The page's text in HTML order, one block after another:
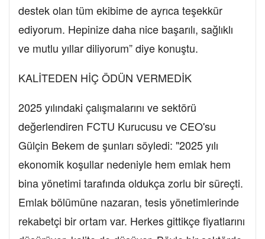
destek olan tüm ekibime de ayrıca teşekkür
ediyorum. Hepinize daha nice başarılı, sağlıklı
ve mutlu yıllar diliyorum” diye konuştu.
KALİTEDEN HİÇ ÖDÜN VERMEDİK
2025 yılındaki çalışmalarını ve sektörü
değerlendiren FCTU Kurucusu ve CEO'su
Gülçin Bekem de şunları söyledi: "2025 yılı
ekonomik koşullar nedeniyle hem emlak hem
bina yönetimi tarafında oldukça zorlu bir süreçti.
Emlak bölümüne nazaran, tesis yönetimlerinde
rekabetçi bir ortam var. Herkes gittikçe fiyatlarını